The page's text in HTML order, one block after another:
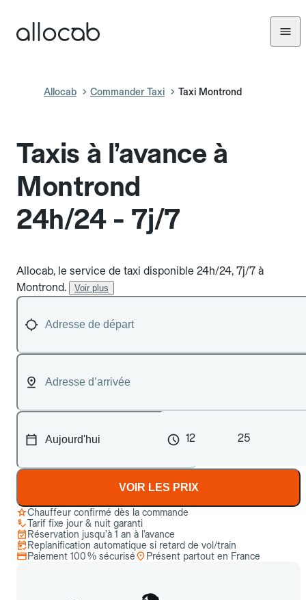
Allocab Commander Taxi Taxi Montrond
Taxis à l’avance à
Montrond
24h/24 - 7j/7
Allocab, le service de taxi disponible 24h/24, 7j/7 à
Montrond.
Voir plus
12 25
VOIR LES PRIX
Chauffeur confirmé dès la commande
Tarif fixe jour & nuit garanti
Réservation jusqu’à 1 an à l’avance
Replanification automatique si retard de vol/train
Paiement 100 % sécurisé
Présent partout en France